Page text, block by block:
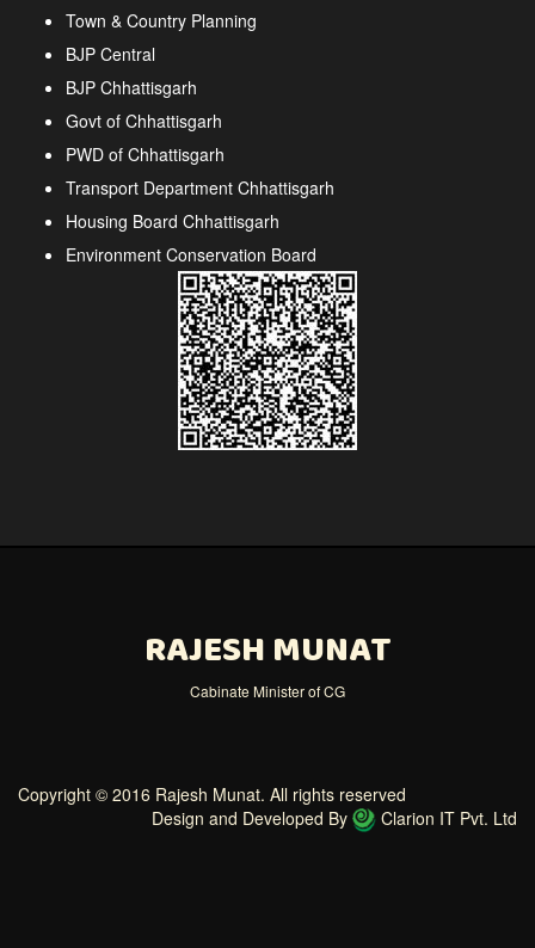
Town & Country Planning
BJP Central
BJP Chhattisgarh
Govt of Chhattisgarh
PWD of Chhattisgarh
Transport Department Chhattisgarh
Housing Board Chhattisgarh
Environment Conservation Board
RAJESH MUNAT
Cabinate Minister of CG
Copyright © 2016 Rajesh Munat. All rights reserved
Design and Developed By
Clarion IT Pvt. Ltd